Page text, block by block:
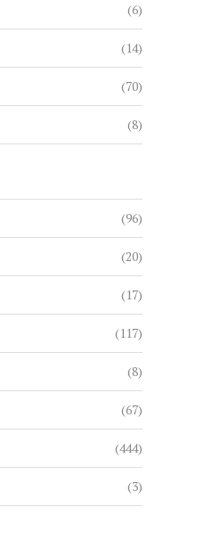
(6)
(14)
(70)
(8)
(96)
(20)
(17)
(117)
(8)
(67)
(444)
(3)